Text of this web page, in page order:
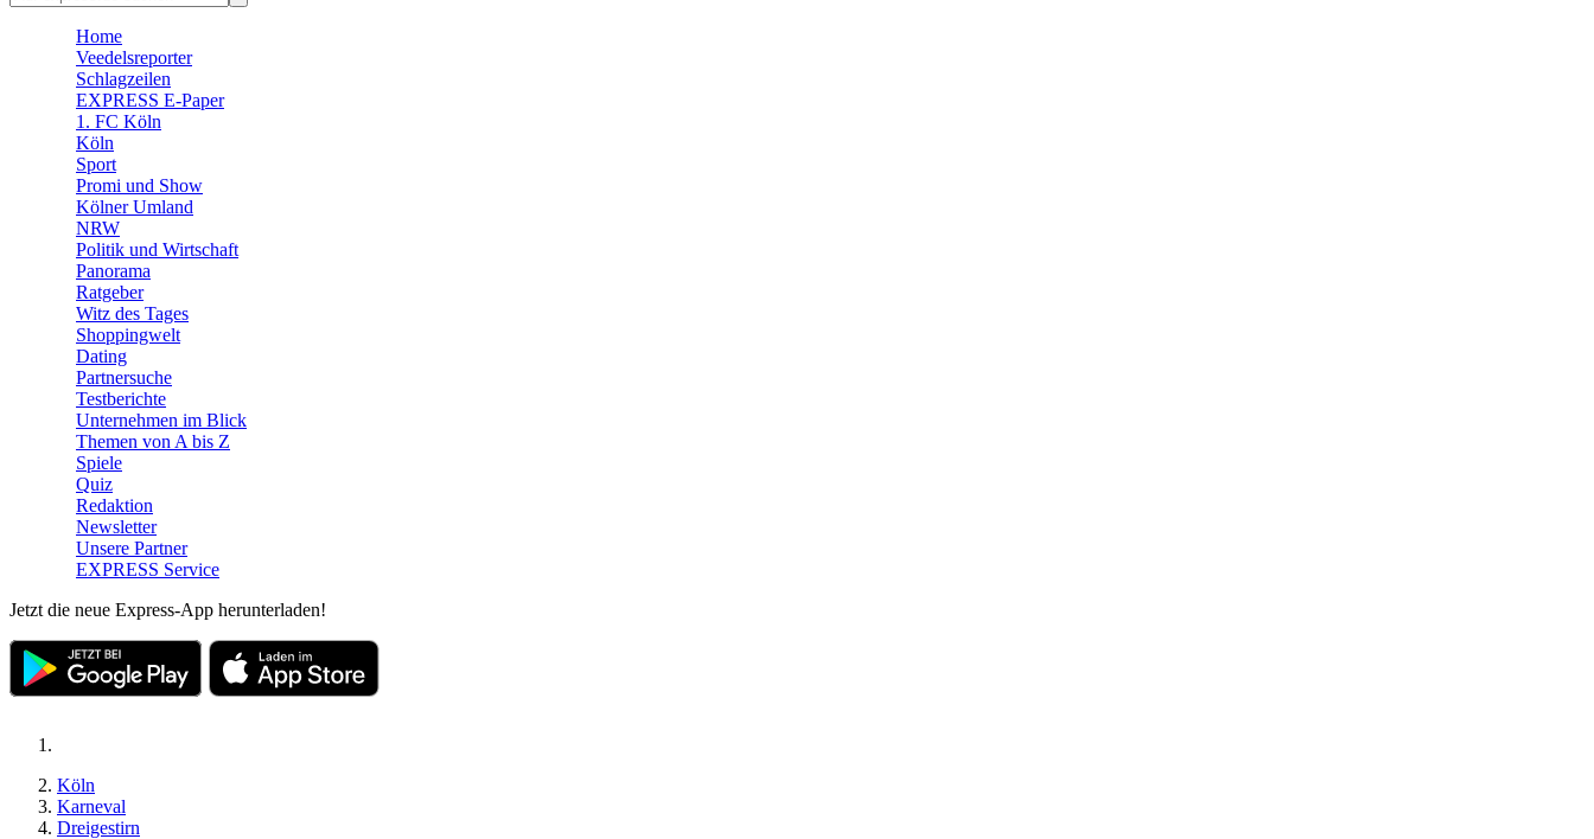
🛒 Shoppingwelt
Home
Veedelsreporter
Schlagzeilen
EXPRESS E-Paper
1. FC Köln
Köln
Sport
Promi und Show
Kölner Umland
NRW
Politik und Wirtschaft
Panorama
Ratgeber
Witz des Tages
Shoppingwelt
Dating
Partnersuche
Testberichte
Unternehmen im Blick
Themen von A bis Z
Spiele
Quiz
Redaktion
Newsletter
Unsere Partner
EXPRESS Service
Jetzt die neue Express-App herunterladen!
Köln
Karneval
Dreigestirn